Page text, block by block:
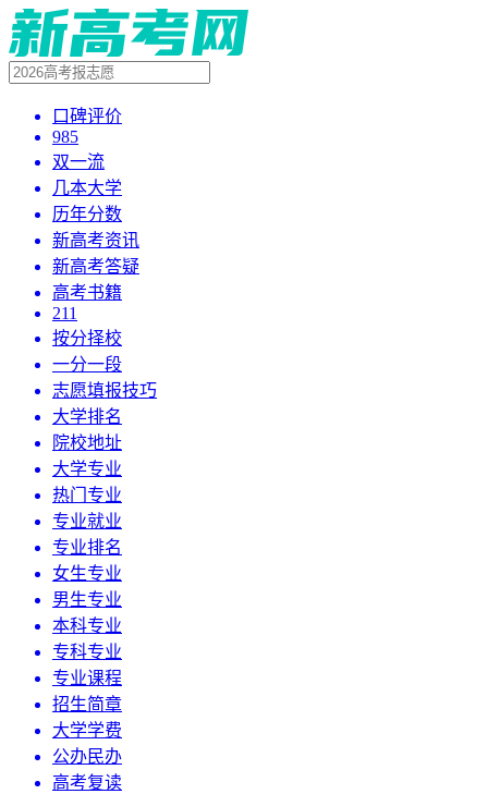
口碑评价
985
双一流
几本大学
历年分数
新高考资讯
新高考答疑
高考书籍
211
按分择校
一分一段
志愿填报技巧
大学排名
院校地址
大学专业
热门专业
专业就业
专业排名
女生专业
男生专业
本科专业
专科专业
专业课程
招生简章
大学学费
公办民办
高考复读